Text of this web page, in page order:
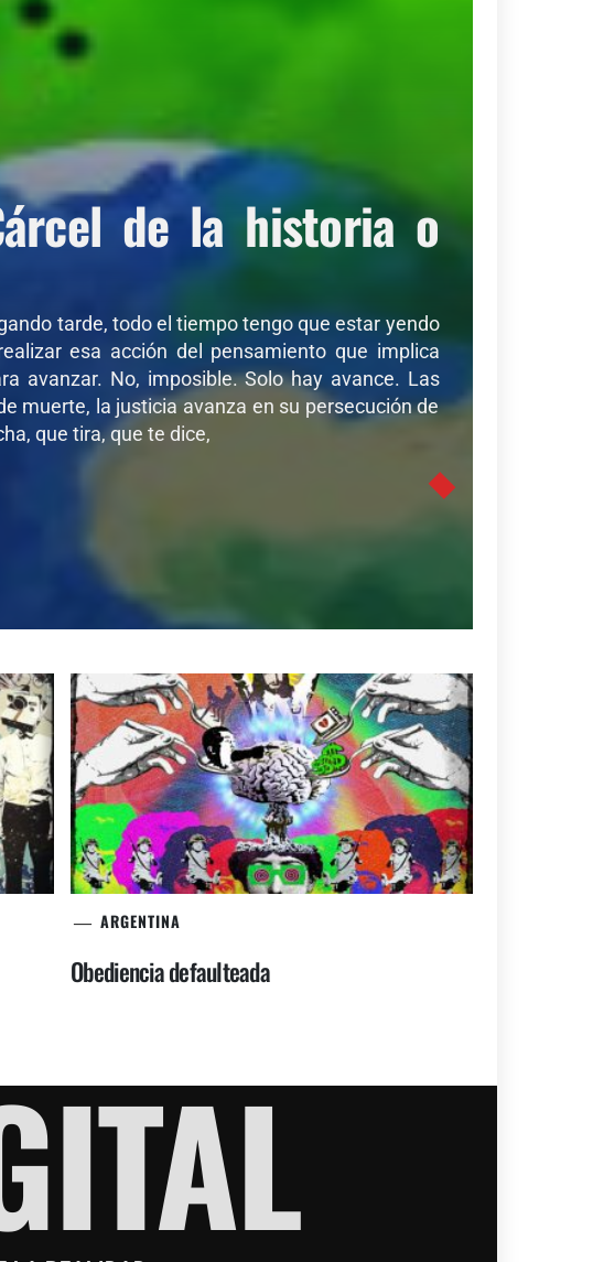
de la historia o
tarde, todo el tiempo tengo que estar yendo
esa acción del pensamiento que implica
avanzar. No, imposible. Solo hay avance. Las
muerte, la justicia avanza en su persecución de
que tira, que te dice,
ARGENTINA
Obediencia defaulteada